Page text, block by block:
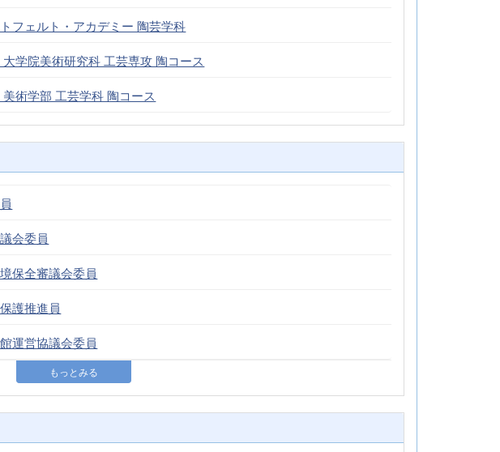
フェルト・アカデミー 陶芸学科
学院美術研究科 工芸専攻 陶コース
術学部 工芸学科 陶コース
会委員
保全審議会委員
護推進員
運営協議会委員
もっとみる